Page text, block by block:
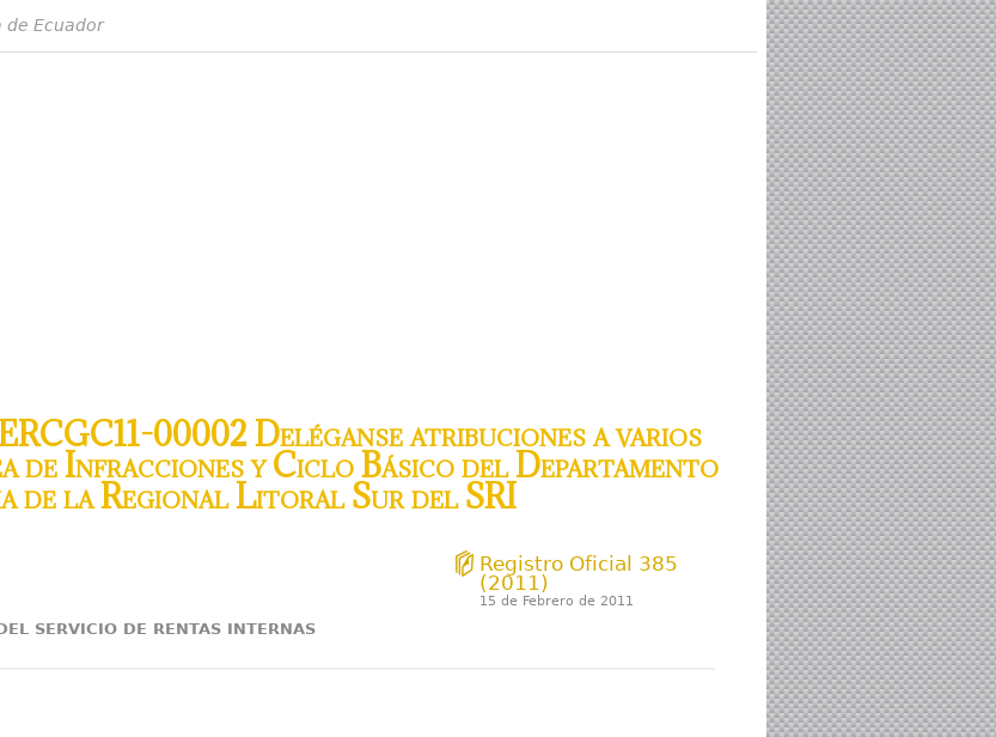
de Ecuador
00002 Deléganse atribuciones a varios
de Infracciones y Ciclo Básico del Departamento
de la Regional Litoral Sur del SRI
Registro Oficial 385
(2011)
15 de Febrero de 2011
SERVICIO DE RENTAS INTERNAS